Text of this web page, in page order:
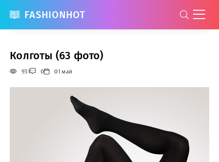
FASHIONHOT
Колготы (63 фото)
931 0 01 май